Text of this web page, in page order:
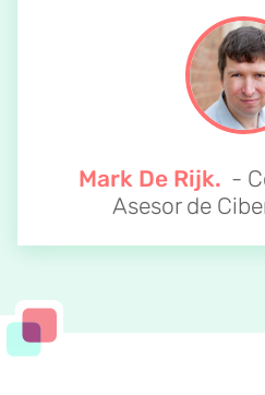
Mark De Rijk. -
Asesor de